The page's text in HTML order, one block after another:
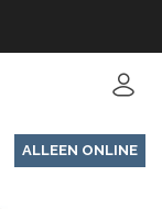
ALLEEN ONLINE